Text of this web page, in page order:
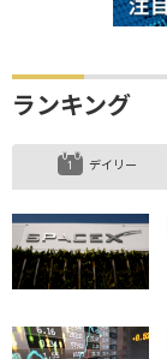
ランキング
デイリー